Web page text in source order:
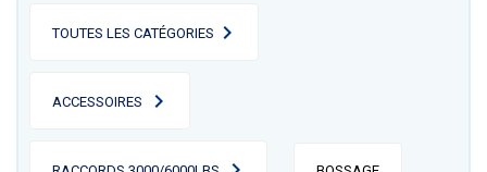
TOUTES LES CATÉGORIES
ACCESSOIRES